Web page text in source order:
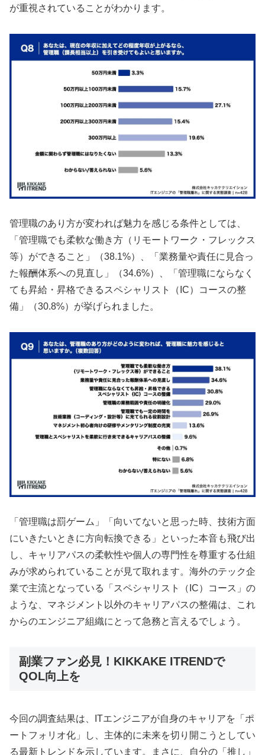
が重視されていることがわかります。
管理職のあり方が変われば魅力を感じる条件としては、
「管理職でも柔軟な働き方（リモートワーク・フレックス
等）ができること」（38.1%）、「業務量や責任に見合っ
た報酬体系への見直し」（34.6%）、「管理職にならなく
ても昇給・昇格できるスペシャリスト（IC）コースの整
備」（30.8%）が挙げられました。
「管理職は罰ゲーム」「向いてないと思った時、技術方面
にいきたいときに方向転換できる」といった本音も飛び出
し、キャリアパスの柔軟性や個人の専門性を尊重する仕組
みが求められていることが見て取れます。海外のテック企
業で主流となっている「スペシャリスト（IC）コース」の
ような、マネジメント以外のキャリアパスの整備は、これ
からのエンジニア組織にとって急務と言えるでしょう。
副業ファン必見！KIKKAKE ITRENDで
QOL向上を
今回の調査結果は、ITエンジニアが自身のキャリアを「ポ
ートフォリオ化」し、主体的に未来を切り開こうとしてい
る最新トレンドを示しています。まさに、自分の「推し」